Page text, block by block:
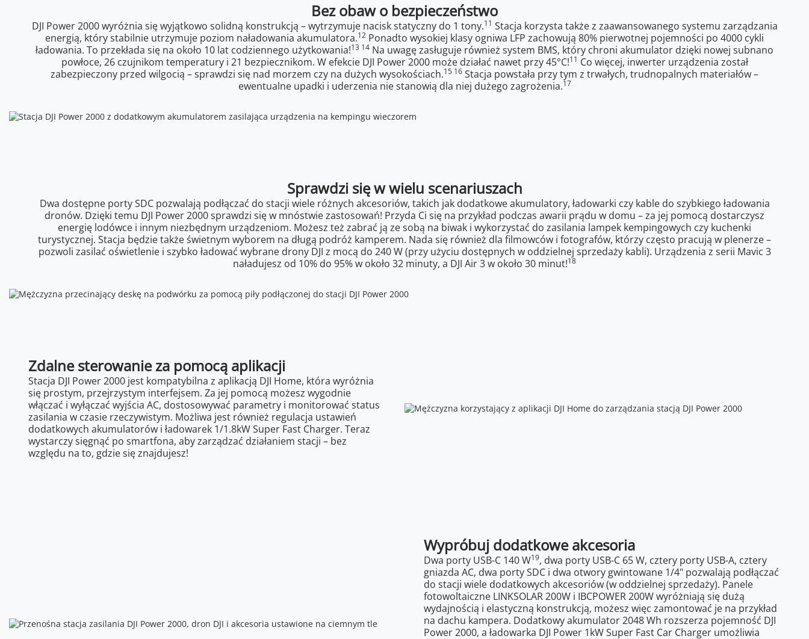
Bez obaw o bezpieczeństwo
DJI Power 2000 wyróżnia się wyjątkowo solidną konstrukcją – wytrzymuje nacisk statyczny do 1 tony.11 Stacja korzysta także z zaawansowanego systemu zarządzania
energią, który stabilnie utrzymuje poziom naładowania akumulatora.12 Ponadto wysokiej klasy ogniwa LFP zachowują 80% pierwotnej pojemności po 4000 cykli
ładowania. To przekłada się na około 10 lat codziennego użytkowania!13 14 Na uwagę zasługuje również system BMS, który chroni akumulator dzięki nowej subnano
powłoce, 26 czujnikom temperatury i 21 bezpiecznikom. W efekcie DJI Power 2000 może działać nawet przy 45°C!11 Co więcej, inwerter urządzenia został
zabezpieczony przed wilgocią – sprawdzi się nad morzem czy na dużych wysokościach.15 16 Stacja powstała przy tym z trwałych, trudnopalnych materiałów –
ewentualne upadki i uderzenia nie stanowią dla niej dużego zagrożenia.17
Sprawdzi się w wielu scenariuszach
Dwa dostępne porty SDC pozwalają podłączać do stacji wiele różnych akcesoriów, takich jak dodatkowe akumulatory, ładowarki czy kable do szybkiego ładowania
dronów. Dzięki temu DJI Power 2000 sprawdzi się w mnóstwie zastosowań! Przyda Ci się na przykład podczas awarii prądu w domu – za jej pomocą dostarczysz
energię lodówce i innym niezbędnym urządzeniom. Możesz też zabrać ją ze sobą na biwak i wykorzystać do zasilania lampek kempingowych czy kuchenki
turystycznej. Stacja będzie także świetnym wyborem na długą podróż kamperem. Nada się również dla filmowców i fotografów, którzy często pracują w plenerze –
pozwoli zasilać oświetlenie i szybko ładować wybrane drony DJI z mocą do 240 W (przy użyciu dostępnych w oddzielnej sprzedaży kabli). Urządzenia z serii Mavic 3
naładujesz od 10% do 95% w około 32 minuty, a DJI Air 3 w około 30 minut!18
Zdalne sterowanie za pomocą aplikacji
Stacja DJI Power 2000 jest kompatybilna z aplikacją DJI Home, która wyróżnia
się prostym, przejrzystym interfejsem. Za jej pomocą możesz wygodnie
włączać i wyłączać wyjścia AC, dostosowywać parametry i monitorować status
zasilania w czasie rzeczywistym. Możliwa jest również regulacja ustawień
dodatkowych akumulatorów i ładowarek 1/1.8kW Super Fast Charger. Teraz
wystarczy sięgnąć po smartfona, aby zarządzać działaniem stacji – bez
względu na to, gdzie się znajdujesz!
Wypróbuj dodatkowe akcesoria
Dwa porty USB-C 140 W19, dwa porty USB-C 65 W, cztery porty USB-A, cztery
gniazda AC, dwa porty SDC i dwa otwory gwintowane 1/4" pozwalają podłączać
do stacji wiele dodatkowych akcesoriów (w oddzielnej sprzedaży). Panele
fotowoltaiczne LINKSOLAR 200W i IBCPOWER 200W wyróżniają się dużą
wydajnością i elastyczną konstrukcją, możesz więc zamontować je na przykład
na dachu kampera. Dodatkowy akumulator 2048 Wh rozszerza pojemność DJI
Power 2000, a ładowarka DJI Power 1kW Super Fast Car Charger umożliwia